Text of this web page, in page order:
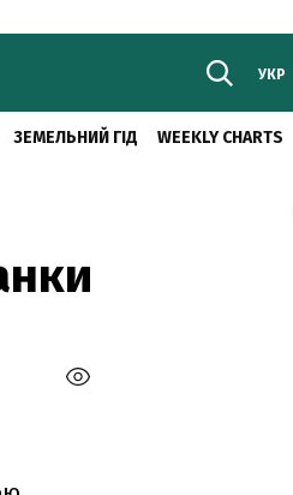
УКР
ЗЕМЕЛЬНИЙ ГІД WEEKLY CHARTS